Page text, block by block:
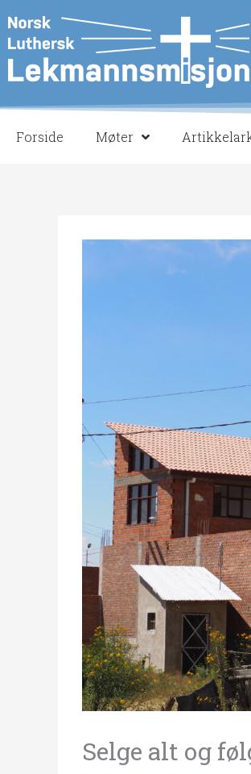
rett
til
innholdet
Forside Møter
Selge alt og